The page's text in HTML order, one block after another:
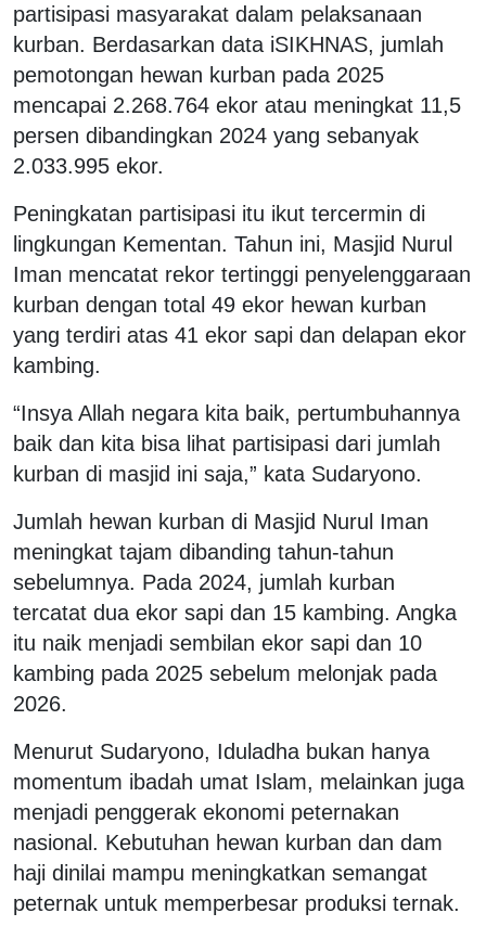
partisipasi masyarakat dalam pelaksanaan
kurban. Berdasarkan data iSIKHNAS, jumlah
pemotongan hewan kurban pada 2025
mencapai 2.268.764 ekor atau meningkat 11,5
persen dibandingkan 2024 yang sebanyak
2.033.995 ekor.
Peningkatan partisipasi itu ikut tercermin di
lingkungan Kementan. Tahun ini, Masjid Nurul
Iman mencatat rekor tertinggi penyelenggaraan
kurban dengan total 49 ekor hewan kurban
yang terdiri atas 41 ekor sapi dan delapan ekor
kambing.
“Insya Allah negara kita baik, pertumbuhannya
baik dan kita bisa lihat partisipasi dari jumlah
kurban di masjid ini saja,” kata Sudaryono.
Jumlah hewan kurban di Masjid Nurul Iman
meningkat tajam dibanding tahun-tahun
sebelumnya. Pada 2024, jumlah kurban
tercatat dua ekor sapi dan 15 kambing. Angka
itu naik menjadi sembilan ekor sapi dan 10
kambing pada 2025 sebelum melonjak pada
2026.
Menurut Sudaryono, Iduladha bukan hanya
momentum ibadah umat Islam, melainkan juga
menjadi penggerak ekonomi peternakan
nasional. Kebutuhan hewan kurban dan dam
haji dinilai mampu meningkatkan semangat
peternak untuk memperbesar produksi ternak.